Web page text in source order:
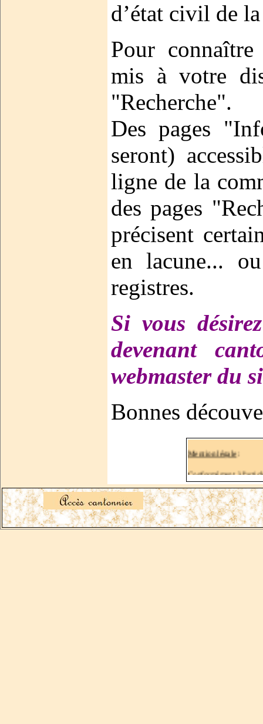
d’état civil de
Pour
mis à votre
"Recherche".
Des pages
seront)
ligne de la
des pages
précisent
en lacune...
registres.
Si vous
devenant
webmaster du
Bonnes
Mention légale :
Conformément à
droit d'accès, de
Si vous souhaitez
qui vous concernent à
web@jurarchive.com